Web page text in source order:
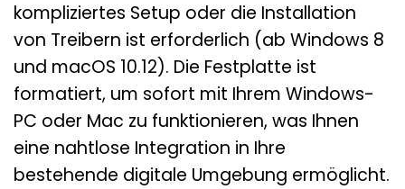
kompliziertes Setup oder die Installation
von Treibern ist erforderlich (ab Windows 8
und macOS 10.12). Die Festplatte ist
formatiert, um sofort mit Ihrem Windows-
PC oder Mac zu funktionieren, was Ihnen
eine nahtlose Integration in Ihre
bestehende digitale Umgebung ermöglicht.